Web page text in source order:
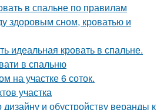
в спальне по правилам
здоровым сном, кроватью и
идеальная кровать в спальне.
в спальню
на участке 6 соток.
участка
и обустройству веранды к